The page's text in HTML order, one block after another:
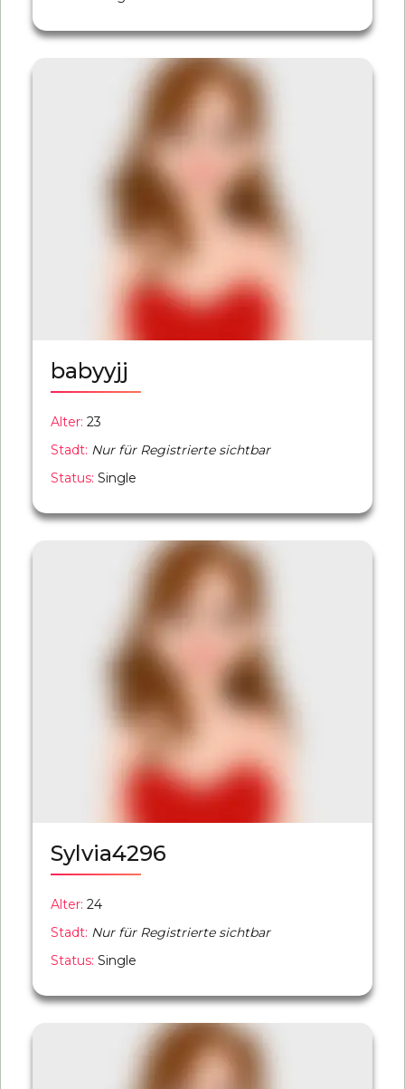
babyyjj
Alter: 23
Stadt: Nur für Registrierte sichtbar
Status: Single
Sylvia4296
Alter: 24
Stadt: Nur für Registrierte sichtbar
Status: Single